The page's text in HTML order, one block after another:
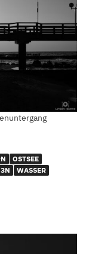
OSTSEE
WASSER